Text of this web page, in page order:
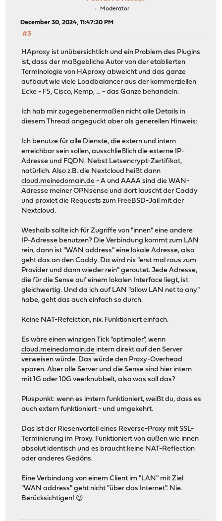
Moderator
December 30, 2024, 11:47:20 PM
#3
HAproxy ist unübersichtlich und ein Problem des Plugins
ist, dass der maßgebliche Autor von der etablierten
Terminologie von HAproxy abweicht und das ganze
aufbaut wie viele Loadbalancer aus der kommerziellen
Ecke - F5, Cisco, Kemp, ... - das Ganze behandeln.
Ich hab mir zugegebenermaßen nicht alle Details in
diesem Thread angeguckt aber als generellen Hinweis:
Ich benutze für alle Dienste, die extern und intern
erreichbar sein sollen, ausschließlich die externe IP-
Adresse und FQDN. Nebst Letsencrypt-Zertifikat,
natürlich. Also z.B. die Nextcloud heißt dann
cloud.meinedomain.de - A und AAAA sind die WAN-
Adresse meiner OPNsense und dort lauscht der Caddy
und proxiet die Requests zum FreeBSD-Jail mit der
Nextcloud.
Weshalb sollte ich für Zugriffe von "innen" eine andere
IP-Adresse benutzen? Die Verbindung kommt zum LAN
rein, dann ist "WAN address" eine lokale Adresse, also
geht das an den Caddy. Da wird nix "erst mal raus zum
Provider und dann wieder rein" geroutet. Jede Adresse,
die für die Sense auf einem lokalen Interface liegt, ist
gleichwertig. Und da ich auf LAN "allow LAN net to any"
habe, geht das auch einfach so durch.
Keine NAT-Refelction, nix. Funktioniert einfach.
Es wäre einen winzigen Tick "optimaler", wenn
cloud.meinedomain.de intern direkt auf den Server
verweisen würde. Das würde den Proxy-Overhead
sparen. Aber alle Server und die Sense sind hier intern
mit 1G oder 10G veerknubbelt, also was soll das?
Pluspunkt: wenn es imtern funktioniert, weißt du, dass es
auch extern funktioniert - und umgekehrt.
Das ist der Riesenvorteil eines Reverse-Proxy mit SSL-
Terminierung im Proxy. Funktioniert von außen wie innen
absolut identisch und es braucht keine NAT-Reflection
oder anderes Gedöns.
Eine Verbindung von einem Client im "LAN" mit Ziel
"WAN address" geht nicht "über das Internet". Nie.
Berücksichtigen! 😉